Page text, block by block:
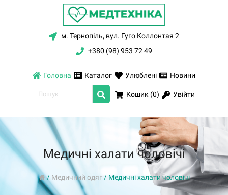
м. Тернопіль, вул. Гуго Коллонтая 2
+380 (98) 953 72 49
Головна Каталог Улюблені Новини
Кошик (0) Увійти
Медичні халати чоловічі
/ Медичний одяг / Медичні халати чоловічі